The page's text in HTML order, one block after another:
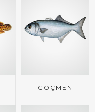
GÖÇMEN